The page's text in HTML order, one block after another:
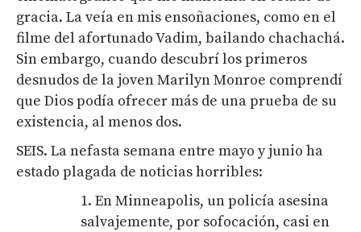
gracia. La veía en mis ensoñaciones, como en el
filme del afortunado Vadim, bailando chachachá.
Sin embargo, cuando descubrí los primeros
desnudos de la joven Marilyn Monroe comprendí
que Dios podía ofrecer más de una prueba de su
existencia, al menos dos.
SEIS. La nefasta semana entre mayo y junio ha
estado plagada de noticias horribles:
1. En Minneapolis, un policía asesina
salvajemente, por sofocación, casi en